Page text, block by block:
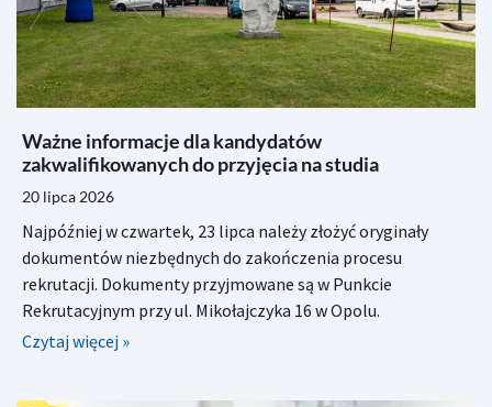
Ważne informacje dla kandydatów
zakwalifikowanych do przyjęcia na studia
20 lipca 2026
Najpóźniej w czwartek, 23 lipca należy złożyć oryginały
dokumentów niezbędnych do zakończenia procesu
rekrutacji. Dokumenty przyjmowane są w Punkcie
Rekrutacyjnym przy ul. Mikołajczyka 16 w Opolu.
Czytaj więcej »